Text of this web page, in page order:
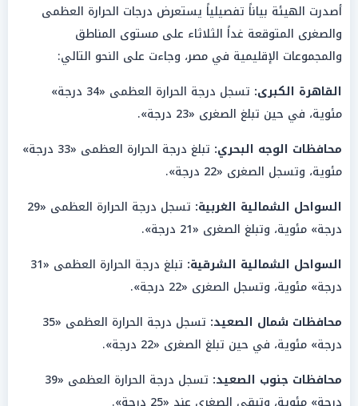
أصدرت الهيئة بياناً تفصيلياً يستعرض درجات الحرارة العظمى
والصغرى المتوقعة غداً الثلاثاء على مستوى المناطق
والمجموعات الإقليمية في مصر، وجاءت على النحو التالي:
القاهرة الكبرى:
تسجل درجة الحرارة العظمى «34 درجة»
مئوية، في حين تبلغ الصغرى «23 درجة».
محافظات الوجه البحري:
تبلغ درجة الحرارة العظمى «33 درجة»
مئوية، وتسجل الصغرى «22 درجة».
السواحل الشمالية الغربية:
تسجل درجة الحرارة العظمى «29
درجة» مئوية، وتبلغ الصغرى «21 درجة».
السواحل الشمالية الشرقية:
تبلغ درجة الحرارة العظمى «31
درجة» مئوية، وتسجل الصغرى «22 درجة».
محافظات شمال الصعيد:
تسجل درجة الحرارة العظمى «35
درجة» مئوية، في حين تبلغ الصغرى «22 درجة».
محافظات جنوب الصعيد:
تسجل درجة الحرارة العظمى «39